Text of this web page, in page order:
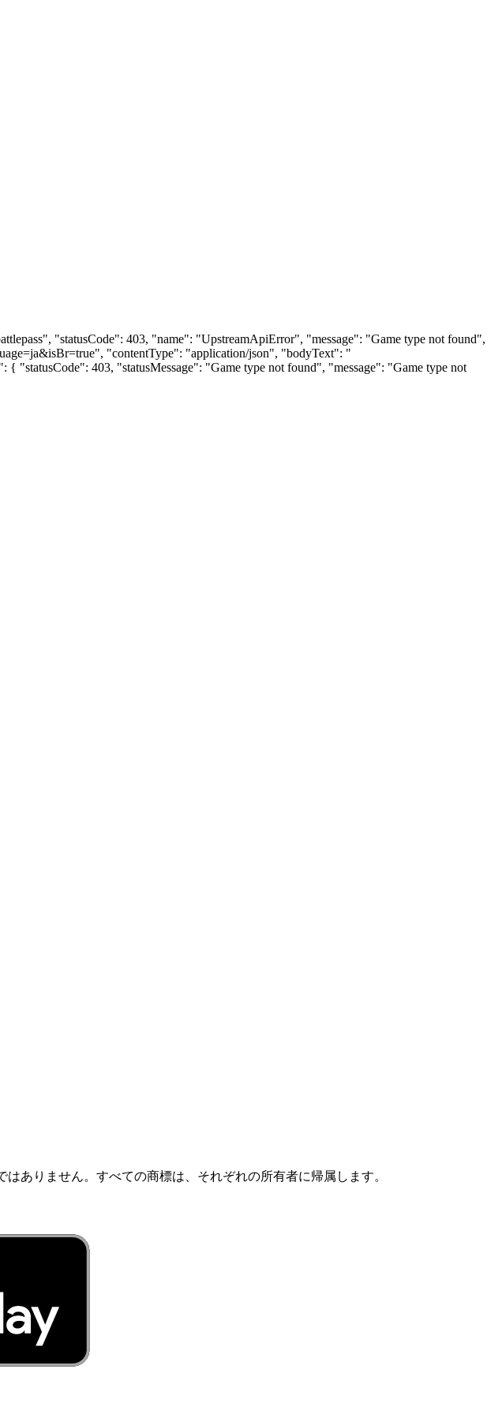
"statusCode": 403, "name": "UpstreamApiError", "message": "Game type not found",
"contentType": "application/json", "bodyText": "
"statusCode": 403, "statusMessage": "Game type not found", "message": "Game type not
ありません。すべての商標は、それぞれの所有者に帰属します。